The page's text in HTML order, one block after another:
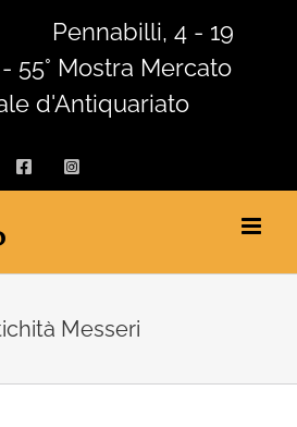
Pennabilli, 4 - 19
55° Mostra Mercato
d'Antiquariato
FacebookInstagram
Messeri